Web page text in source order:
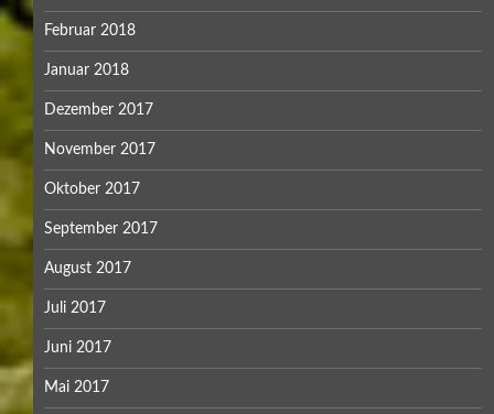
Februar 2018
Januar 2018
Dezember 2017
November 2017
Oktober 2017
September 2017
August 2017
Juli 2017
Juni 2017
Mai 2017